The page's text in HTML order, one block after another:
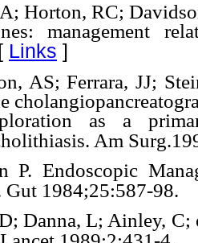
Horton, RC;
management
Links ]
AS; Ferrara, JJ;
as a
Am
P. Endoscopic
Gut 1984;25:587-98.
Danna, L; Ainley,